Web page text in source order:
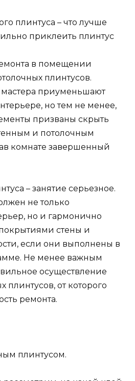
плинтуса – что лучше
приклеить плинтус
в помещении
плинтусов.
приуменьшают
но тем не менее,
призваны скрыть
и потолочным
комнате завершенный
– занятие серьезное.
не только
но и гармонично
стены и
если они выполнены в
Не менее важным
осуществление
плинтусов, от которого
ремонта.
плинтусом.